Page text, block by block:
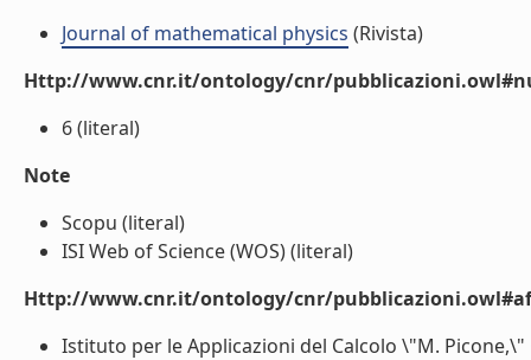
Journal of mathematical physics (Rivista)
Http://www.cnr.it/ontology/cnr/
6 (literal)
Note
Scopu (literal)
ISI Web of Science (WOS) (literal)
Http://www.cnr.it/ontology/cnr/
Istituto per le Applicazioni del Calcolo \"M. Picone,\"